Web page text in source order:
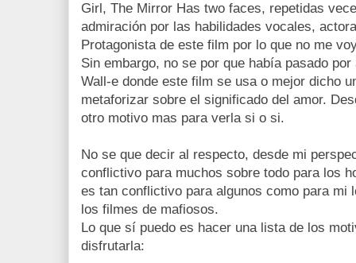
Girl, The Mirror Has two faces, repetidas
admiración por las habilidades vocales,
Protagonista de este film por lo que no me
Sin embargo, no se por que había pasado
Wall-e donde este film se usa o mejor dicho
metaforizar sobre el significado del amor.
otro motivo mas para verla si o si.
No se que decir al respecto, desde mi
conflictivo para muchos sobre todo para los
es tan conflictivo para algunos como para mi
los filmes de mafiosos.
Lo que sí puedo es hacer una lista de los
disfrutarla: